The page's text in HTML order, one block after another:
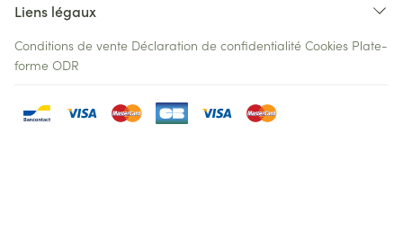
Liens légaux
Conditions de vente Déclaration de confidentialité Cookies Plate-
forme ODR